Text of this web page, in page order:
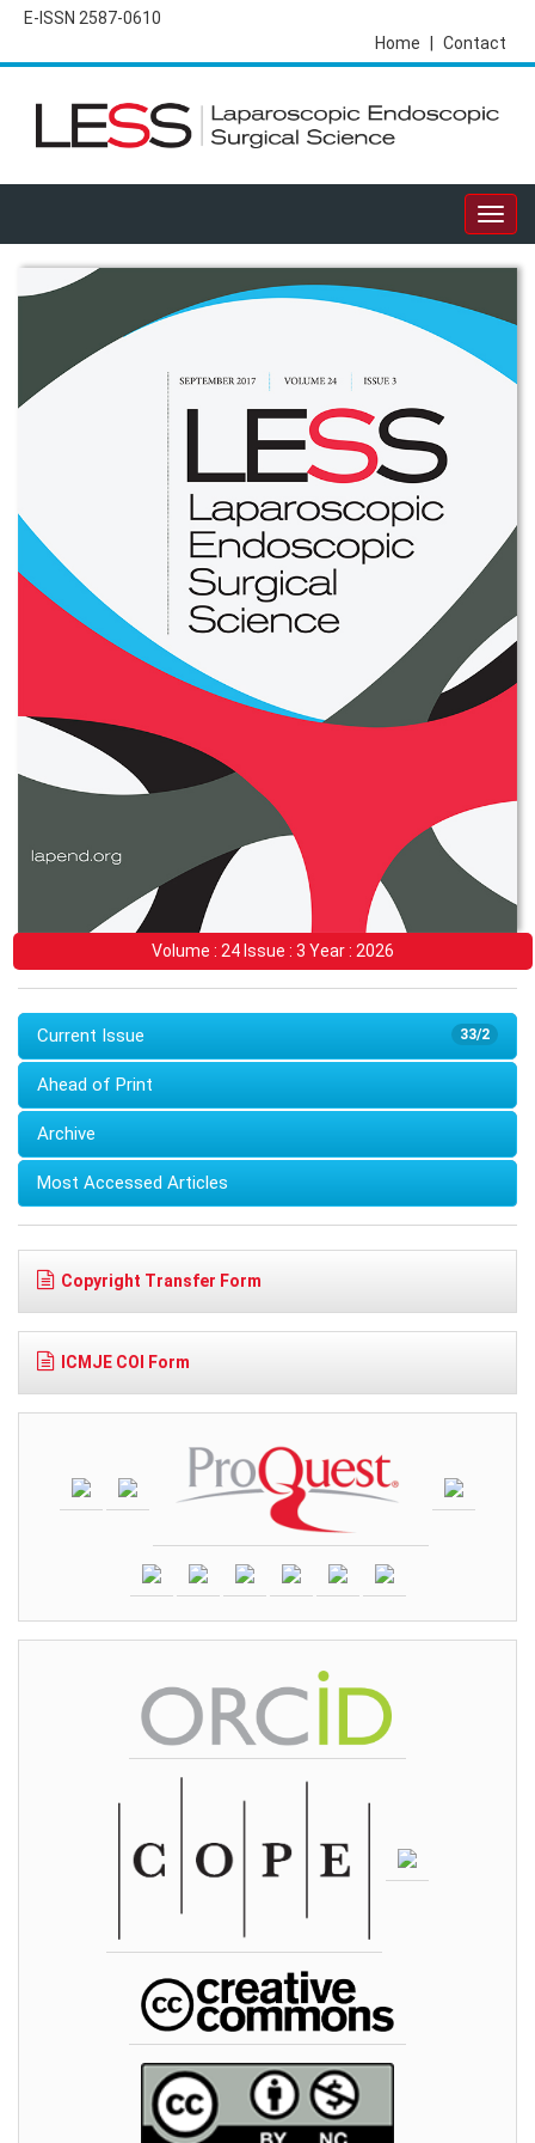
E-ISSN 2587-0610
Contact
Home
Volume : 24 Issue : 3 Year : 2026
33/2
Current Issue
Ahead of Print
Archive
Most Accessed Articles
Copyright Transfer Form
ICMJE COI Form